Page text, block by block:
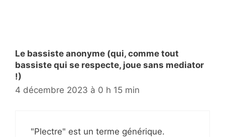
Le bassiste anonyme (qui, comme tout
bassiste qui se respecte, joue sans mediator
!)
4 décembre 2023 à 0 h 15 min
"Plectre" est un terme générique.